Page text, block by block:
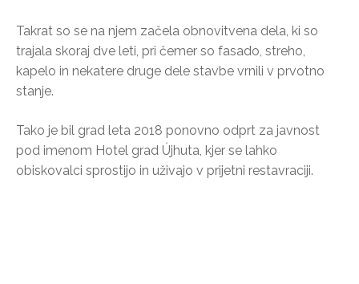
Takrat so se na njem začela obnovitvena dela, ki so
trajala skoraj dve leti, pri čemer so fasado, streho,
kapelo in nekatere druge dele stavbe vrnili v prvotno
stanje.
Tako je bil grad leta 2018 ponovno odprt za javnost
pod imenom Hotel grad Újhuta, kjer se lahko
obiskovalci sprostijo in uživajo v prijetni restavraciji.